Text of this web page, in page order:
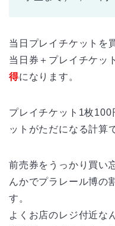
当日プレイチケットを
当日券＋プレイチケッ
得になります。
プレイチケット1枚
ットがただになる計算
前売券をうっかり買い
んかでプラレール博の
す。
よくお店のレジ付近な